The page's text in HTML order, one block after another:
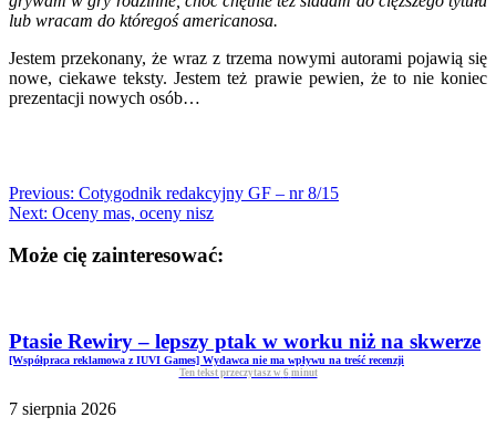
lub wracam do któregoś americanosa.
Jestem przekonany, że wraz z trzema nowymi autorami pojawią się
nowe, ciekawe teksty. Jestem też prawie pewien, że to nie koniec
prezentacji nowych osób…
Previous: Cotygodnik redakcyjny GF – nr 8/15
Next: Oceny mas, oceny nisz
Może cię zainteresować:
Ptasie Rewiry – lepszy ptak w worku niż na skwerze
[Współpraca reklamowa z IUVI Games] Wydawca nie ma wpływu na treść recenzji
Ten tekst przeczytasz w 6 minut
7 sierpnia 2026